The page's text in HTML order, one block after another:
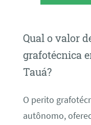
Qual o valor
grafotécnica
Tauá?
O perito
autônomo,